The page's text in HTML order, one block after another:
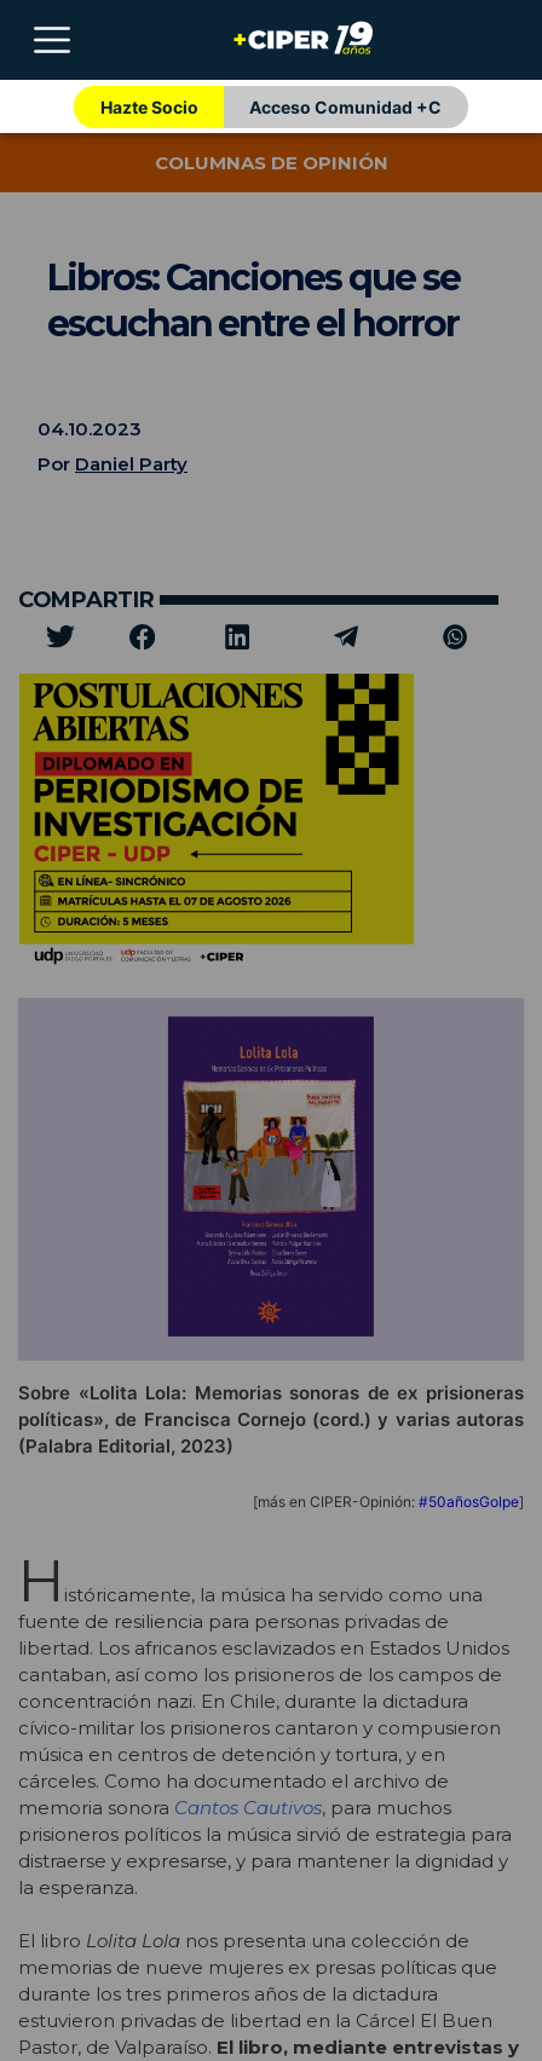
Hazte Socio Acceso Comunidad +C
COLUMNAS DE OPINIÓN
Libros: Canciones que se
escuchan entre el horror
04.10.2023
Por Daniel Party
COMPARTIR
Sobre «Lolita Lola: Memorias sonoras de ex prisioneras
políticas», de Francisca Cornejo (cord.) y varias autoras
(Palabra Editorial, 2023)
[más en CIPER-Opinión: #50añosGolpe]
H istóricamente, la música ha servido como una
fuente de resiliencia para personas privadas de
libertad. Los africanos esclavizados en Estados Unidos
cantaban, así como los prisioneros de los campos de
concentración nazi. En Chile, durante la dictadura
cívico-militar los prisioneros cantaron y compusieron
música en centros de detención y tortura, y en
cárceles. Como ha documentado el archivo de
memoria sonora Cantos Cautivos, para muchos
prisioneros políticos la música sirvió de estrategia para
distraerse y expresarse, y para mantener la dignidad y
la esperanza.
El libro Lolita Lola nos presenta una colección de
memorias de nueve mujeres ex presas políticas que
durante los tres primeros años de la dictadura
estuvieron privadas de libertad en la Cárcel El Buen
Pastor, de Valparaíso. El libro, mediante entrevistas y